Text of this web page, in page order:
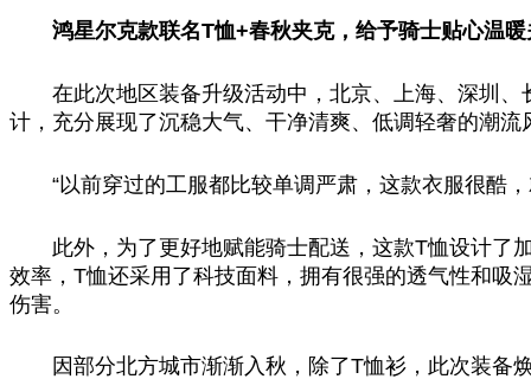
鸿星尔克款联名T恤+春秋夹克，给予骑士贴心温暖
在此次地区装备升级活动中，北京、上海、深圳
计，充分展现了沉稳大气、干净清爽、低调轻奢的潮
“以前穿过的工服都比较单调严肃，这款衣服很酷
此外，为了更好地赋能骑士配送，这款T恤设计了
效率，T恤还采用了科技面料，拥有很强的透气性和吸
伤害。
因部分北方城市渐渐入秋，除了T恤衫，此次装备